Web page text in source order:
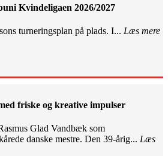
Kvindeligaen 2026/2027
turneringsplan på plads. I... Læs mere
friske og kreative impulser
Glad Vandbæk som
danske mestre. Den 39-årig... Læs